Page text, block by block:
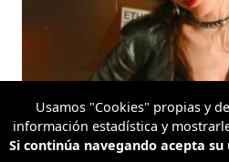
Usamos "Cookies" propias y
información estadística y
Si continúa navegando acepta su